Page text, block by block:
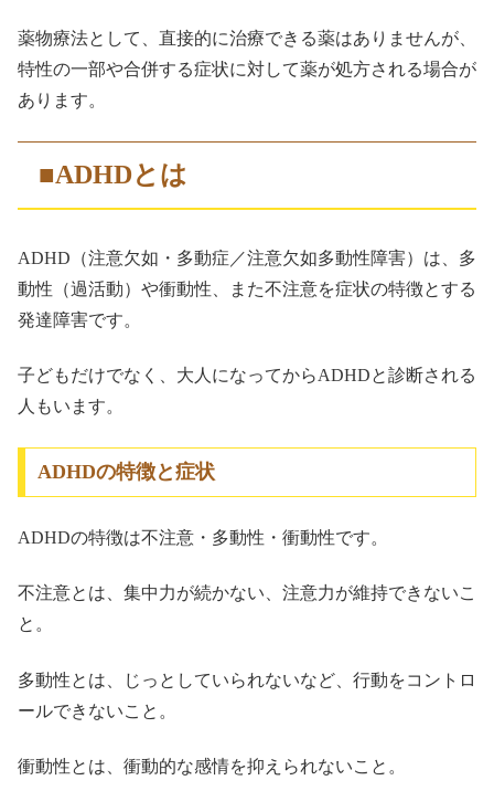
薬物療法として、直接的に治療できる薬はありませんが、
特性の一部や合併する症状に対して薬が処方される場合が
あります。
■ADHDとは
ADHD（注意欠如・多動症／注意欠如多動性障害）は、多
動性（過活動）や衝動性、また不注意を症状の特徴とする
発達障害です。
子どもだけでなく、大人になってからADHDと診断される
人もいます。
ADHDの特徴と症状
ADHDの特徴は不注意・多動性・衝動性です。
不注意とは、集中力が続かない、注意力が維持できないこ
と。
多動性とは、じっとしていられないなど、行動をコントロ
ールできないこと。
衝動性とは、衝動的な感情を抑えられないこと。